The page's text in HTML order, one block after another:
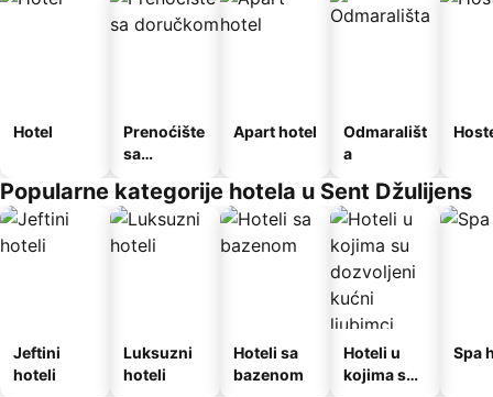
Hotel
Prenoćište
sa
Apart hotel
Odmarališt
a
Popularne kategorije hotela u Sent Džulijens
Jeftini
hoteli
Luksuzni
hoteli
Hoteli sa
bazenom
Hoteli u
kojima su
Spa